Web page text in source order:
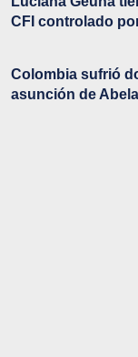
CFI controlado
Colombia sufrió
asunción de